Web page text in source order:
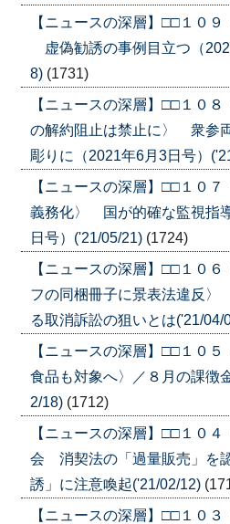
【ニュースの深層】□□１０９
虚偽勧誘の事例目立つ（
8) (1731)
【ニュースの深層】□□１０
の解約阻止は禁止に〉 衆参
彫りに（2021年6月3日号）
【ニュースの深層】□□１０
義務化〉 国が的確な監視指
日号）('21/05/21) (1724)
【ニュースの深層】□□１０
フの同梱冊子に景表法違反
る取消訴訟の狙いとは('21/04/
【ニュースの深層】□□１０
食品も対象へ〉／８月の課徴
2/18) (1712)
【ニュースの深層】□□１０
会 消契法の「過量販売」を
誘」に注意喚起('21/02/12)
【ニュースの深層】□□１０